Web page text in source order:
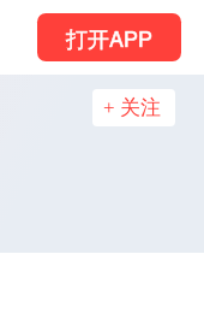
打开APP
+ 关注